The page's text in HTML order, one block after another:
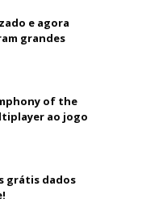
e agora
grandes
of the
ao jogo
grátis dados